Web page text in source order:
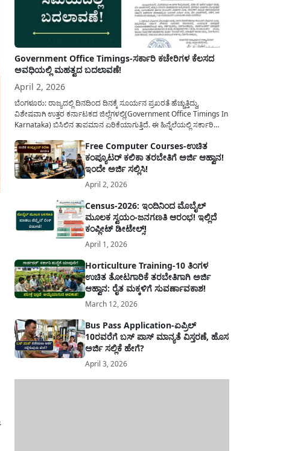
Government Office Timings-ಸರ್ಕಾರಿ ಕಚೇರಿಗಳ ಕೆಲಸದ
ಅವಧಿಯಲ್ಲಿ ಮಹತ್ವದ ಬದಲಾವಣೆ!
April 2, 2026
ಬೆಂಗಳೂರು: ರಾಜ್ಯದಲ್ಲಿ ದಿನದಿಂದ ದಿನಕ್ಕೆ ಸೂರ್ಯನ ಪ್ರಖರತೆ ಹೆಚ್ಚುತ್ತಿದ್ದು,
ವಿಶೇಷವಾಗಿ ಉತ್ತರ ಕರ್ನಾಟಕದ ಜಿಲ್ಲೆಗಳಲ್ಲಿ(Government Office Timings In
Karnataka) ಬಿಸಿಲಿನ ತಾಪಮಾನ ಏರಿಕೆಯಾಗುತ್ತಿದೆ. ಈ ಹಿನ್ನೆಲೆಯಲ್ಲಿ ಸರ್ಕಾರಿ
ಸರ್ಕಾರವು ಮಹತ್ವದ ನಿರ್ಧಾರವೊಂದನ್ನು ಕೈಗೊಂಡಿದೆ. ಕಿತ್ತೂರು ಕರ್ನಾಟಕ ಮತ್ತು
ಕಲ್ಯಾಣ ಕರ್ನಾಟಕದ ಒಟ್ಟು 9 ಜಿಲ್ಲೆಗಳಲ್ಲಿ ಏಪ್ರಿಲ್...
Free Computer Courses-ಉಚಿತ
ಕಂಪ್ಯೂಟರ್ ಕಲಿಕಾ ತರಬೇತಿಗೆ ಅರ್ಜಿ ಆಹ್ವಾನ!
ಇಂದೇ ಅರ್ಜಿ ಸಲ್ಲಿಸಿ!
April 2, 2026
Census-2026: ಇಂದಿನಿಂದ ಮೊಬೈಲ್
ಮೂಲಕ ಸ್ವಯಂ-ಜನಗಣತಿ ಆರಂಭ! ಇಲ್ಲಿದೆ
ಕಂಪ್ಲೀಟ್ ಡೀಟೇಲ್ಸ್!
April 1, 2026
Horticulture Training-10 ತಿಂಗಳ
ಉಚಿತ ತೋಟಗಾರಿಕೆ ತರಬೇತಿಗಾಗಿ ಅರ್ಜಿ
ಆಹ್ವಾನ: ರೈತ ಮಕ್ಕಳಿಗೆ ಸುವರ್ಣಾವಕಾಶ!
March 12, 2026
Bus Pass Application-ಏಪ್ರಿಲ್
10ರವರೆಗೆ ಬಸ್ ಪಾಸ್ ಮಾನ್ಯತೆ ವಿಸ್ತರಣೆ, ಹೊಸ
ಅರ್ಜಿ ಸಲ್ಲಿಕೆ ಹೇಗೆ?
April 3, 2026